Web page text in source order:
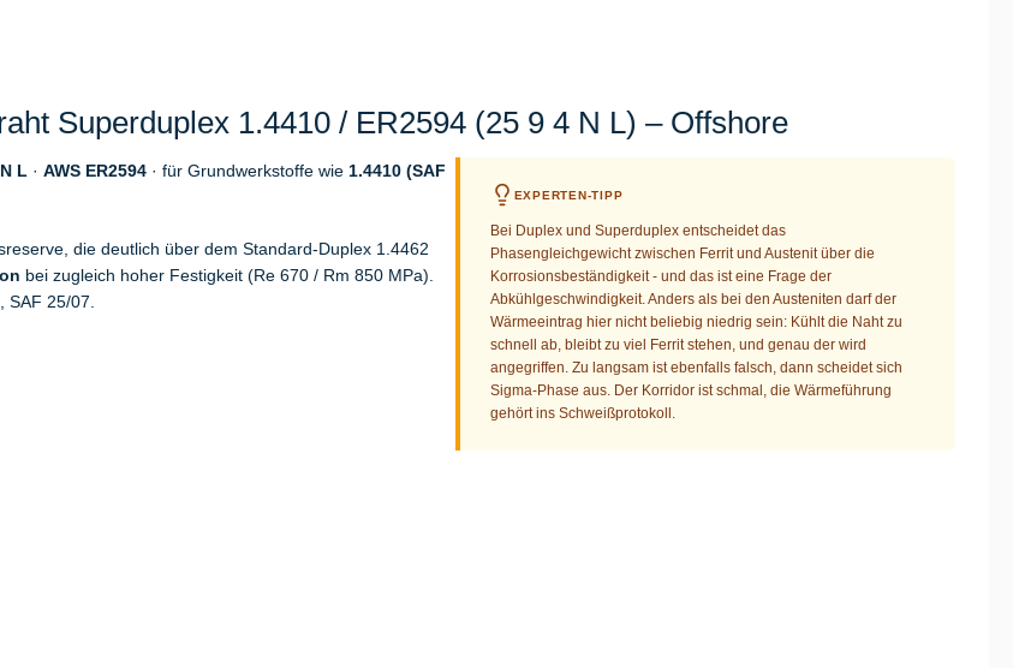
Superduplex 1.4410 / ER2594 (25 9 4 N L) – Offshore
L · AWS ER2594 · für Grundwerkstoffe wie 1.4410 (SAF
die deutlich über dem Standard-Duplex 1.4462
bei zugleich hoher Festigkeit (Re 670 / Rm 850 MPa).
25/07.
EXPERTEN-TIPP
Bei Duplex und Superduplex entscheidet das
Phasengleichgewicht zwischen Ferrit und Austenit über die
Korrosionsbeständigkeit - und das ist eine Frage der
Abkühlgeschwindigkeit. Anders als bei den Austeniten darf der
Wärmeeintrag hier nicht beliebig niedrig sein: Kühlt die Naht zu
schnell ab, bleibt zu viel Ferrit stehen, und genau der wird
angegriffen. Zu langsam ist ebenfalls falsch, dann scheidet sich
Sigma-Phase aus. Der Korridor ist schmal, die Wärmeführung
gehört ins Schweißprotokoll.